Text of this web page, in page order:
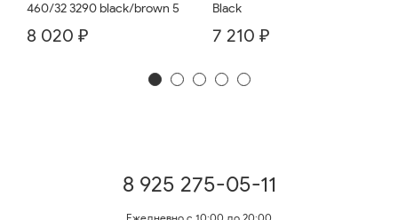
460/32 3290 black/brown 5
8 020 ₽
Black
7 210 ₽
8 925 275-05-11